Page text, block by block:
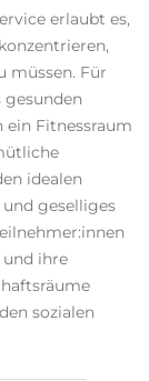
erlaubt es,
müssen. Für
ein Fitnessraum
idealen
geselliges
und ihre
sozialen